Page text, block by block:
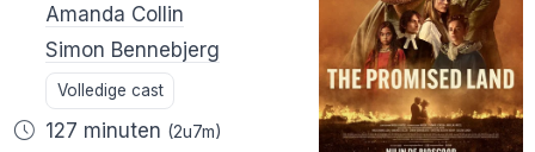
Amanda Collin
Simon Bennebjerg
Volledige cast
127 minuten (2u7m)